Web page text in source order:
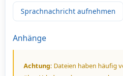
Sprachnachricht aufnehmen
Anhänge
Achtung: Dateien haben häufig